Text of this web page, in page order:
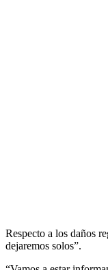
Respecto a los daños
dejaremos solos”.